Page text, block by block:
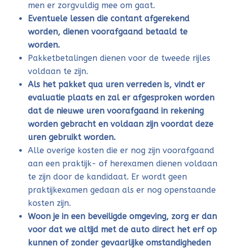
men er zorgvuldig mee om gaat.
Eventuele lessen die contant afgerekend
worden, dienen voorafgaand betaald te
worden.
Pakketbetalingen dienen voor de tweede rijles
voldaan te zijn.
Als het pakket qua uren verreden is, vindt er
evaluatie plaats en zal er afgesproken worden
dat de nieuwe uren voorafgaand in rekening
worden gebracht en voldaan zijn voordat deze
uren gebruikt worden.
Alle overige kosten die er nog zijn voorafgaand
aan een praktijk- of herexamen dienen voldaan
te zijn door de kandidaat. Er wordt geen
praktijkexamen gedaan als er nog openstaande
kosten zijn.
Woon je in een beveiligde omgeving, zorg er dan
voor dat we altijd met de auto direct het erf op
kunnen of zonder gevaarlijke omstandigheden